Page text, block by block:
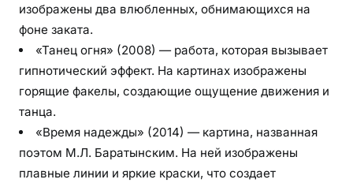
изображены два влюбленных, обнимающихся на
фоне заката.
«Танец огня» (2008) — работа, которая вызывает
гипнотический эффект. На картинах изображены
горящие факелы, создающие ощущение движения и
танца.
«Время надежды» (2014) — картина, названная
поэтом М.Л. Баратынским. На ней изображены
плавные линии и яркие краски, что создает